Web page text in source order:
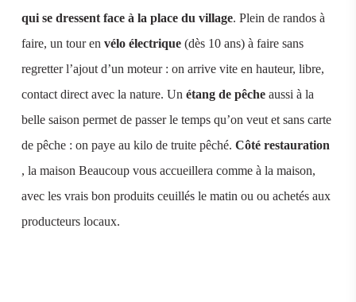
qui se dressent face à la place du village. Plein de randos à
faire, un tour envélo électrique (dès 10 ans) à faire sans
regretter l’ajout d’un moteur : on arrive vite en hauteur, libre,
contact direct avec la nature. Unétang de pêche aussi à la
belle saison permet de passer le temps qu’on veut et sans carte
de pêche : on paye au kilo de truite pêché.Côté restauration
, la maison Beaucoup vous accueillera comme à la maison,
avec les vrais bon produits ceuillés le matin ou ou achetés aux
producteurs locaux.